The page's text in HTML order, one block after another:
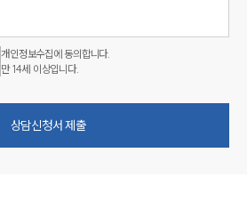
개인정보수집에 동의합니다.
만 14세 이상입니다.
상담신청서 제출